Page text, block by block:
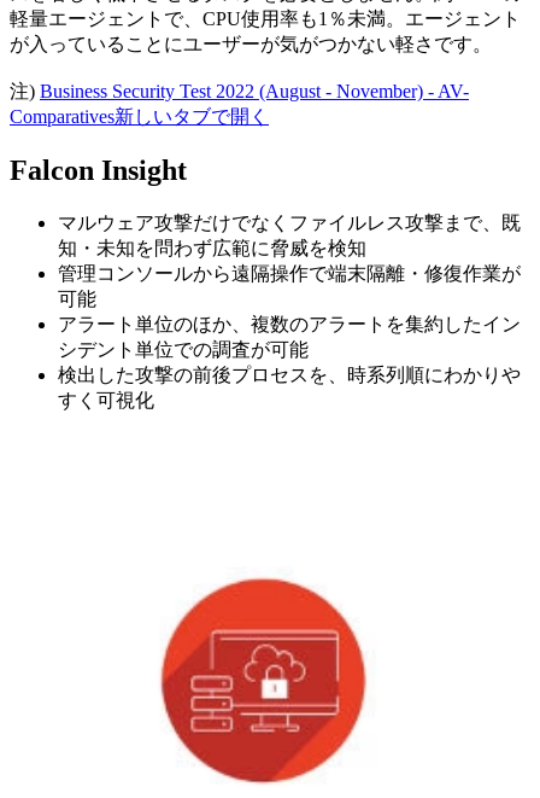
軽量エージェントで、CPU使用率も1％未満。エージェント
が入っていることにユーザーが気がつかない軽さです。
注) Business Security Test 2022 (August - November) - AV-
Comparatives新しいタブで開く
Falcon Insight
マルウェア攻撃だけでなくファイルレス攻撃まで、既
知・未知を問わず広範に脅威を検知
管理コンソールから遠隔操作で端末隔離・修復作業が
可能
アラート単位のほか、複数のアラートを集約したイン
シデント単位での調査が可能
検出した攻撃の前後プロセスを、時系列順にわかりや
すく可視化